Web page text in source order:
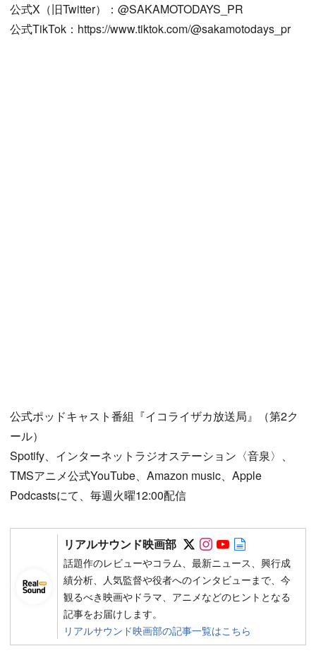
公式X（旧Twitter）：@SAKAMOTODAYS_PR
公式TikTok：https://www.tiktok.com/@sakamotodays_pr
公式ポッドキャスト番組『イコライザカ放送局』（第2ク
ール）
Spotify、インターネットラジオステーション〈音泉〉、
TMSアニメ公式YouTube、Amazon music、Apple
Podcastsにて、毎週火曜12:00配信
リアルサウンド映画部 Follow on SNS
Follow on SNS
Follow on
話題作のレビューやコラム、最新ニュース、興行成
績分析、人気監督や役者へのインタビューまで、今
観るべき映画やドラマ、アニメなどのヒントとなる
記事をお届けします。
リアルサウンド映画部の記事一覧はこちら